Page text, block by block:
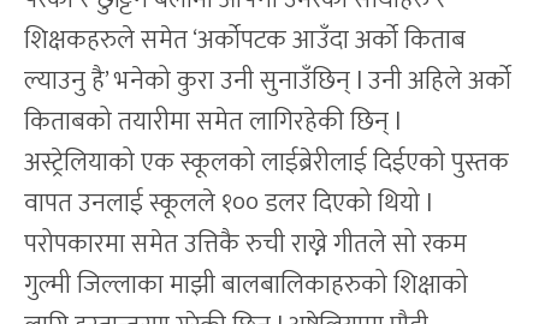
शिक्षकहरुले समेत ‘अर्कोपटक आउँदा अर्को किताब
ल्याउनु है’ भनेको कुरा उनी सुनाउँछिन् l उनी अहिले अर्को
किताबको तयारीमा समेत लागिरहेकी छिन् l
अस्ट्रेलियाको एक स्कूलको लाईब्रेरीलाई दिईएको पुस्तक
वापत उनलाई स्कूलले १०० डलर दिएको थियो l
परोपकारमा समेत उत्तिकै रुची राख्ने गीतले सो रकम
गुल्मी जिल्लाका माझी बालबालिकाहरुको शिक्षाको